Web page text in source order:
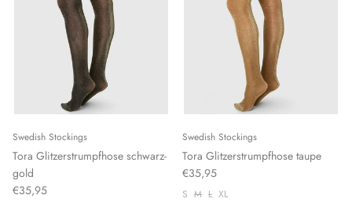
Swedish Stockings
Tora Glitzerstrumpfhose schwarz-
gold
€35,95
Swedish Stockings
Tora Glitzerstrumpfhose taupe
€35,95
S M L XL